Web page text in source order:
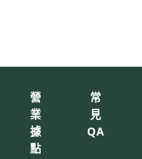
營
業
據
點
常
見
QA